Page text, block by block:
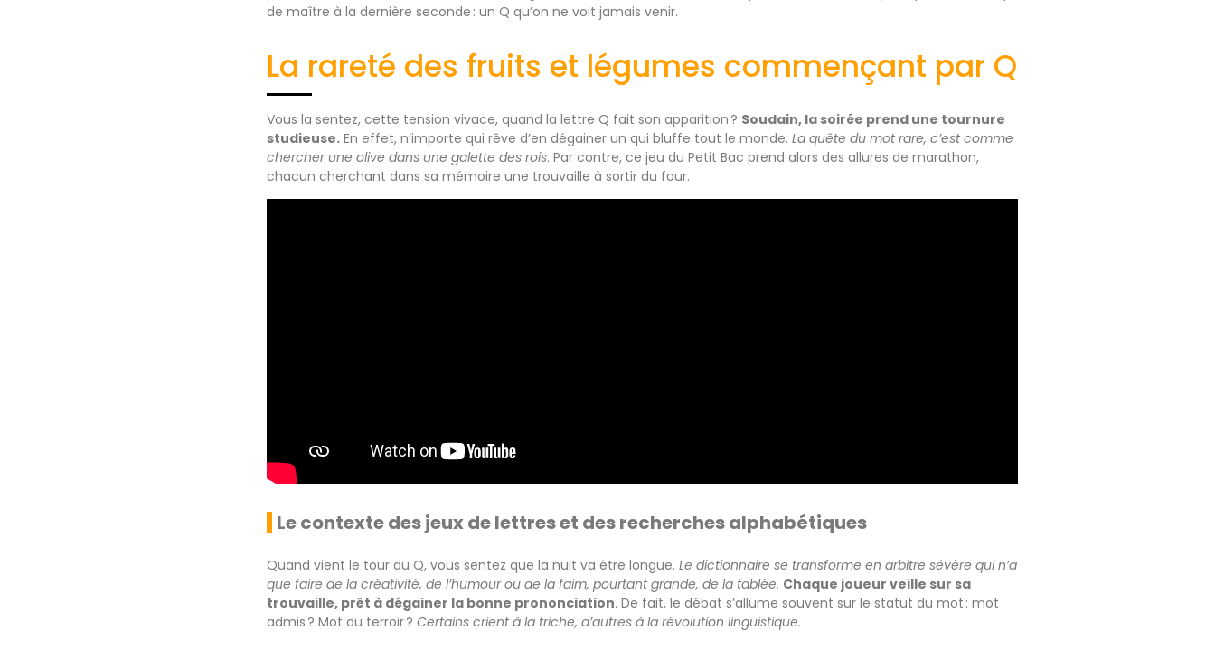
de maître à la dernière seconde : un Q qu’on ne voit jamais venir.
La rareté des fruits et légumes commençant par Q
Vous la sentez, cette tension vivace, quand la lettre Q fait son apparition ? Soudain, la soirée prend une tournure
studieuse. En effet, n’importe qui rêve d’en dégainer un qui bluffe tout le monde. La quête du mot rare, c’est comme
chercher une olive dans une galette des rois. Par contre, ce jeu du Petit Bac prend alors des allures de marathon,
chacun cherchant dans sa mémoire une trouvaille à sortir du four.
Le contexte des jeux de lettres et des recherches alphabétiques
Quand vient le tour du Q, vous sentez que la nuit va être longue. Le dictionnaire se transforme en arbitre sévère qui n’a
que faire de la créativité, de l’humour ou de la faim, pourtant grande, de la tablée. Chaque joueur veille sur sa
trouvaille, prêt à dégainer la bonne prononciation. De fait, le débat s’allume souvent sur le statut du mot : mot
admis ? Mot du terroir ? Certains crient à la triche, d’autres à la révolution linguistique.